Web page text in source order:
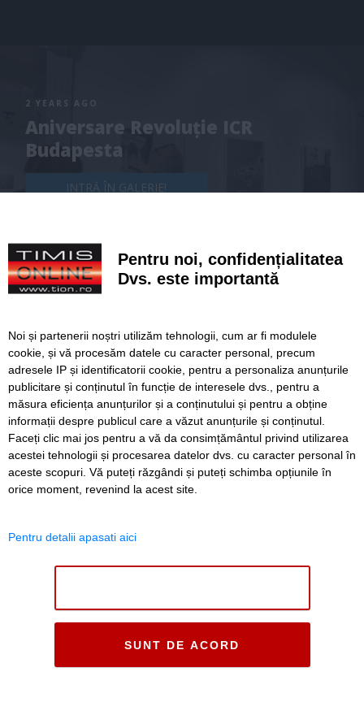
2 YEARS AGO
Aniversare Revoluție ICR
Budapesta
INTRĂ ÎN GALERIE!
Pentru noi, confidențialitatea
Dvs. este importantă
Noi și partenerii noștri utilizăm tehnologii, cum ar fi modulele
cookie, și vă procesăm datele cu caracter personal, precum
adresele IP și identificatorii cookie, pentru a personaliza anunțurile
publicitare și conținutul în funcție de interesele dvs., pentru a
măsura eficiența anunțurilor și a conținutului și pentru a obține
informații despre publicul care a văzut anunțurile și conținutul.
Faceți clic mai jos pentru a vă da consimțământul privind utilizarea
acestei tehnologii și procesarea datelor dvs. cu caracter personal în
aceste scopuri. Vă puteți răzgândi și puteți schimba opțiunile în
orice moment, revenind la acest site.
Pentru detalii apasati aici
SUNT DE ACORD